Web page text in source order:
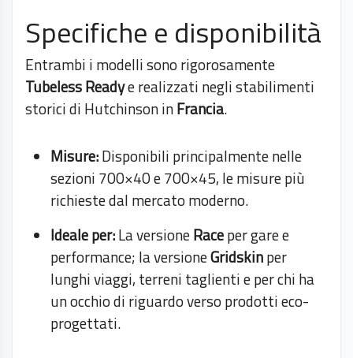
Specifiche e disponibilità
Entrambi i modelli sono rigorosamente
Tubeless Readye realizzati negli stabilimenti
storici di Hutchinson inFrancia.
Misure:Disponibili principalmente nelle
sezioni 700×40 e 700×45, le misure più
richieste dal mercato moderno.
Ideale per:La versioneRaceper gare e
performance; la versioneGridskinper
lunghi viaggi, terreni taglienti e per chi ha
un occhio di riguardo verso prodotti eco-
progettati.